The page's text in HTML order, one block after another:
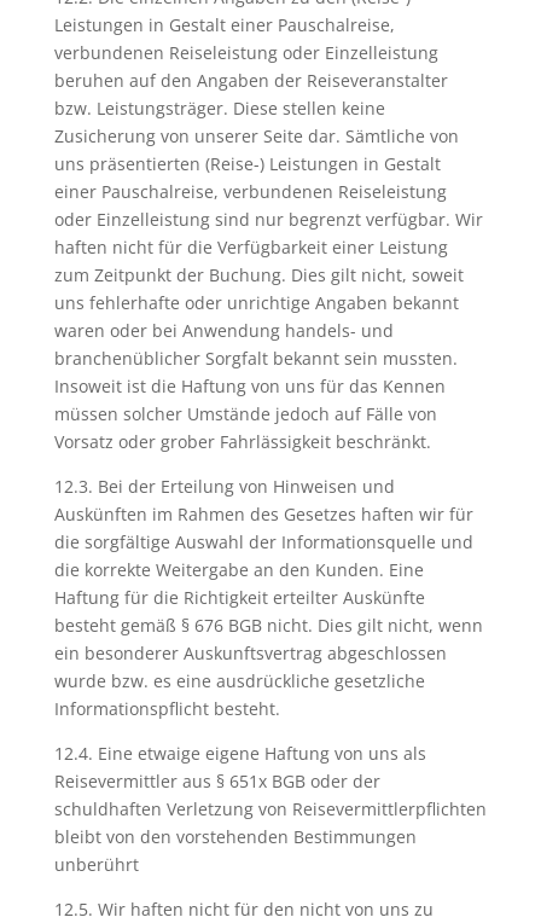
Leistungen in Gestalt einer Pauschalreise,
verbundenen Reiseleistung oder Einzelleistung
beruhen auf den Angaben der Reiseveranstalter
bzw. Leistungsträger. Diese stellen keine
Zusicherung von unserer Seite dar. Sämtliche von
uns präsentierten (Reise-) Leistungen in Gestalt
einer Pauschalreise, verbundenen Reiseleistung
oder Einzelleistung sind nur begrenzt verfügbar. Wir
haften nicht für die Verfügbarkeit einer Leistung
zum Zeitpunkt der Buchung. Dies gilt nicht, soweit
uns fehlerhafte oder unrichtige Angaben bekannt
waren oder bei Anwendung handels- und
branchenüblicher Sorgfalt bekannt sein mussten.
Insoweit ist die Haftung von uns für das Kennen
müssen solcher Umstände jedoch auf Fälle von
Vorsatz oder grober Fahrlässigkeit beschränkt.
12.3. Bei der Erteilung von Hinweisen und
Auskünften im Rahmen des Gesetzes haften wir für
die sorgfältige Auswahl der Informationsquelle und
die korrekte Weitergabe an den Kunden. Eine
Haftung für die Richtigkeit erteilter Auskünfte
besteht gemäß § 676 BGB nicht. Dies gilt nicht, wenn
ein besonderer Auskunftsvertrag abgeschlossen
wurde bzw. es eine ausdrückliche gesetzliche
Informationspflicht besteht.
12.4. Eine etwaige eigene Haftung von uns als
Reisevermittler aus § 651x BGB oder der
schuldhaften Verletzung von Reisevermittlerpflichten
bleibt von den vorstehenden Bestimmungen
unberührt
12.5. Wir haften nicht für den nicht von uns zu